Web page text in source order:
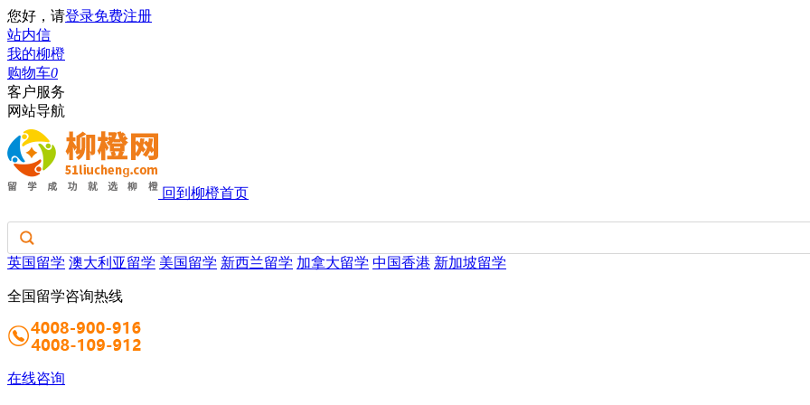
您好，请登录免费注册
站内信
我的柳橙
购物车0
客户服务
网站导航
回到柳橙首页
英国留学 澳大利亚留学 美国留学 新西兰留学 加拿大留学 中国香港 新加坡留学
全国留学咨询热线
在线咨询